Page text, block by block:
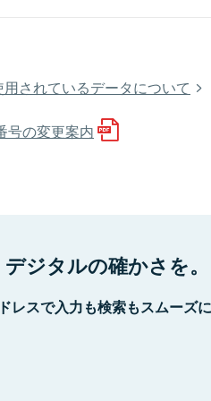
されているデータについて
号の変更案内
ジタルの確かさを。
レスで入力も検索もスムーズ